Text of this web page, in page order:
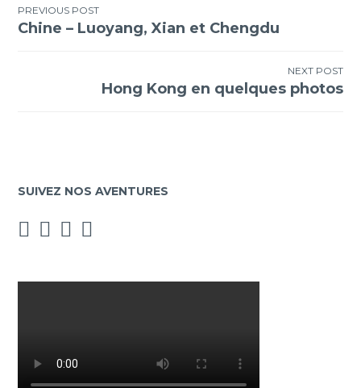
Navigation
PREVIOUS POST
Chine – Luoyang, Xian et Chengdu
NEXT POST
Hong Kong en quelques photos
SUIVEZ NOS AVENTURES